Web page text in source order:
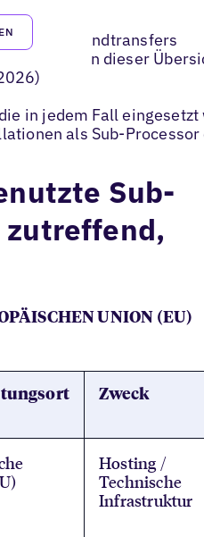
Drittlandtransfers
die in dieser
in jedem Fall
als Sub-
Sub-
zutreffend,
UNION (EU)
Zweck
Hosting /
Technische
Infrastruktur